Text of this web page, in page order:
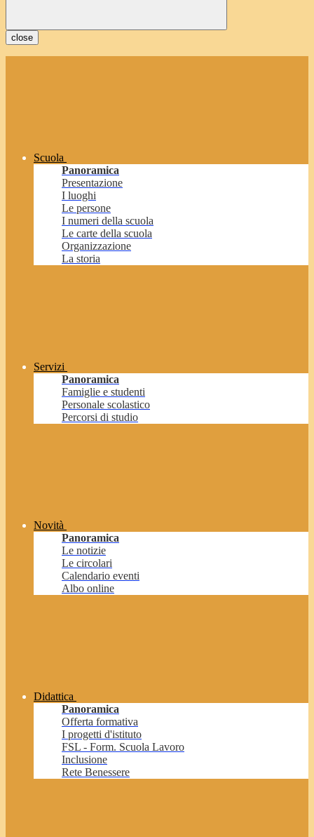
close
Scuola
Panoramica
Presentazione
I luoghi
Le persone
I numeri della scuola
Le carte della scuola
Organizzazione
La storia
Servizi
Panoramica
Famiglie e studenti
Personale scolastico
Percorsi di studio
Novità
Panoramica
Le notizie
Le circolari
Calendario eventi
Albo online
Didattica
Panoramica
Offerta formativa
I progetti d'istituto
FSL - Form. Scuola Lavoro
Inclusione
Rete Benessere